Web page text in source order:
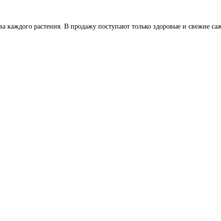
каждого растения. В продажу поступают только здоровые и свежие